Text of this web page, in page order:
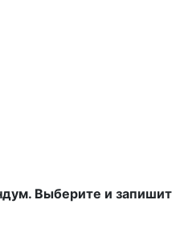
Выберите и